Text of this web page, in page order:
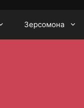
Зерсомона